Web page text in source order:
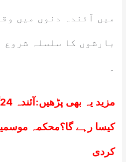
میں آئندہ دنوں میں
بارشوں کا سلسلہ
۔
مزید یہ بھی پڑھیں:
کیسا رہے گا؟محکمہ
کردی